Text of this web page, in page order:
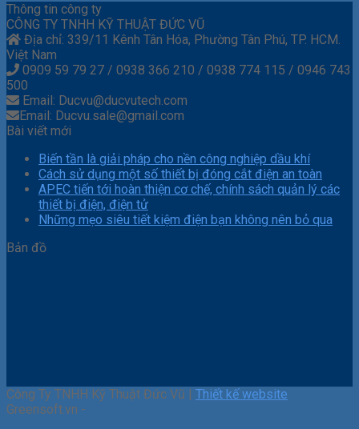
Thông tin công ty
CÔNG TY TNHH KỸ THUẬT ĐỨC VŨ
Địa chỉ: 339/11 Kênh Tân Hóa, Phường Tân Phú, TP. HCM.
Việt Nam
0909 59 79 27 / 0938 366 210 / 0938 774 115 / 0946 743
500
Email: Ducvu@ducvutech.com
Email: Ducvu.sale@gmail.com
Bài viết mới
Biến tần là giải pháp cho nền công nghiệp dầu khí
Cách sử dụng một số thiết bị đóng cắt điện an toàn
APEC tiến tới hoàn thiện cơ chế, chính sách quản lý các
thiết bị điện, điện tử
Những mẹo siêu tiết kiệm điện bạn không nên bỏ qua
Bản đồ
Công Ty TNHH Kỹ Thuật Đức Vũ | Thiết kế website
Greensoft.vn -